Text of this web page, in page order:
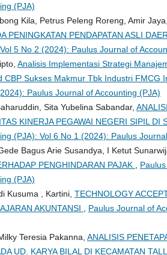
(PJA)
Kila, Petrus Peleng Roreng, Amir
PENINGKATAN PENDAPATAN ASLI
5 No 2 (2024): Paulus Journal of
Analisis Implementasi Strategi
CBP Sukses Makmur Tbk Industri FMCG
Paulus Journal of Accounting (PJA)
Sita Yubelina Sabandar,
KINERJA PEGAWAI NEGERI SIPIL DI
(PJA): Vol 6 No 1 (2024): Paulus
Bagus Arie Susandya, I Ketut
PENGHINDARAN PAJAK
(PJA)
Kusuma , Kartini, TECHNOLOGY
AKUNTANSI
Paulus Journal of
Teresia Pakanna, ANALISIS
UD. KARYA BILAL DI KECAMATAN